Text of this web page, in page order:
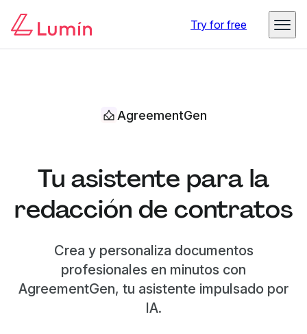
Try for free
AgreementGen
Tu asistente para la
redacción de contratos
Crea y personaliza documentos
profesionales en minutos con
AgreementGen, tu asistente impulsado por
IA.